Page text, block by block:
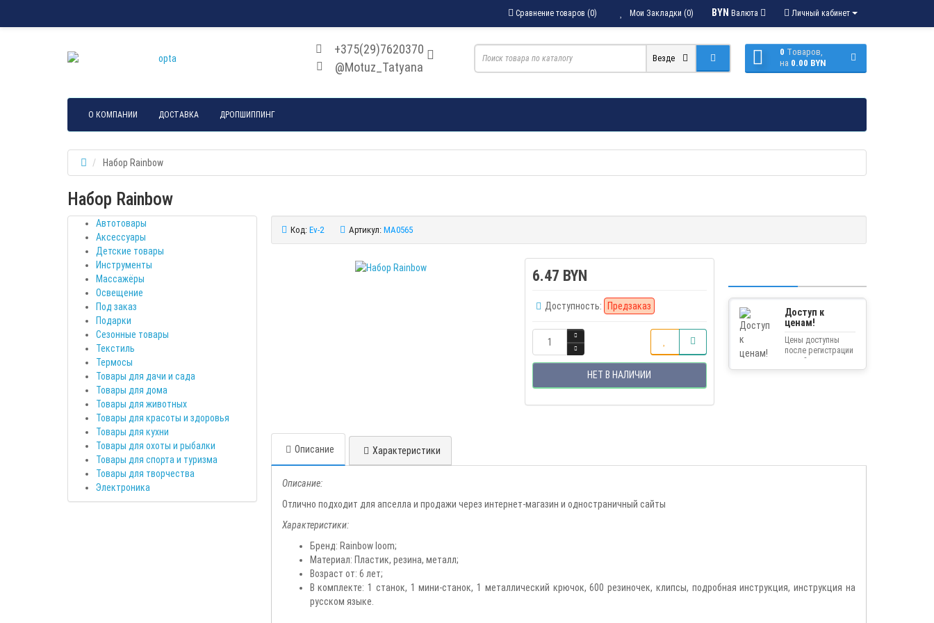
Личный кабинет
BYN Валюта
Мои Закладки (0)
Сравнение товаров (0)
+375(29)7620370
@Motuz_Tatyana
0 Tоваров,
на 0.00 BYN
Везде
О КОМПАНИИ ДОСТАВКА ДРОПШИППИНГ
Набор Rainbow
Набор Rainbow
Автотовары
Аксессуары
Детские товары
Инструменты
Массажёры
Освещение
Под заказ
Подарки
Сезонные товары
Текстиль
Термосы
Товары для дачи и сада
Товары для дома
Товары для животных
Товары для красоты и здоровья
Товары для кухни
Товары для охоты и рыбалки
Товары для спорта и туризма
Товары для творчества
Электроника
Код: Ev-2 Артикул: MA0565
6.47 BYN
Доступность: Предзаказ
НЕТ В НАЛИЧИИ
Доступ к
ценам!
Цены доступны
после регистрации
на сайте.
Описание Характеристики
Описание:
Отлично подходит для апселла и продажи через интернет-магазин и одностраничный сайты
Характеристики:
Бренд: Rainbow loom;
Материал: Пластик, резина, металл;
Возраст от: 6 лет;
В комплекте: 1 станок, 1 мини-станок, 1 металлический крючок, 600 резиночек, клипсы, подробная инструкция, инструкция на
русском языке.